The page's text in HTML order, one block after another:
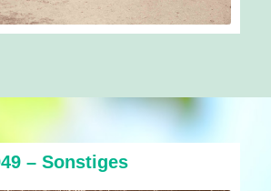
– Sonstiges